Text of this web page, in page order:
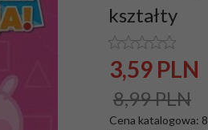
kształty
3,59 PLN
8,99 PLN
Cena katalogowa: